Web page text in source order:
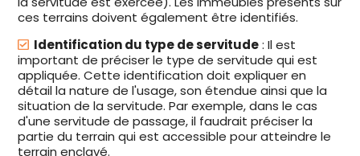
ces terrains doivent également être identifiés.
Identification du type de servitude: Il est
important de préciser le type de servitude qui est
appliquée. Cette identification doit expliquer en
détail la nature de l'usage, son étendue ainsi que la
situation de la servitude. Par exemple, dans le cas
d'une servitude de passage, il faudrait préciser la
partie du terrain qui est accessible pour atteindre le
terrain enclavé.